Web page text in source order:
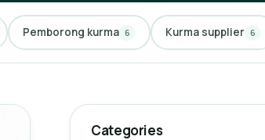
Pemborong kurma 6 Kurma supplier 6
Categories